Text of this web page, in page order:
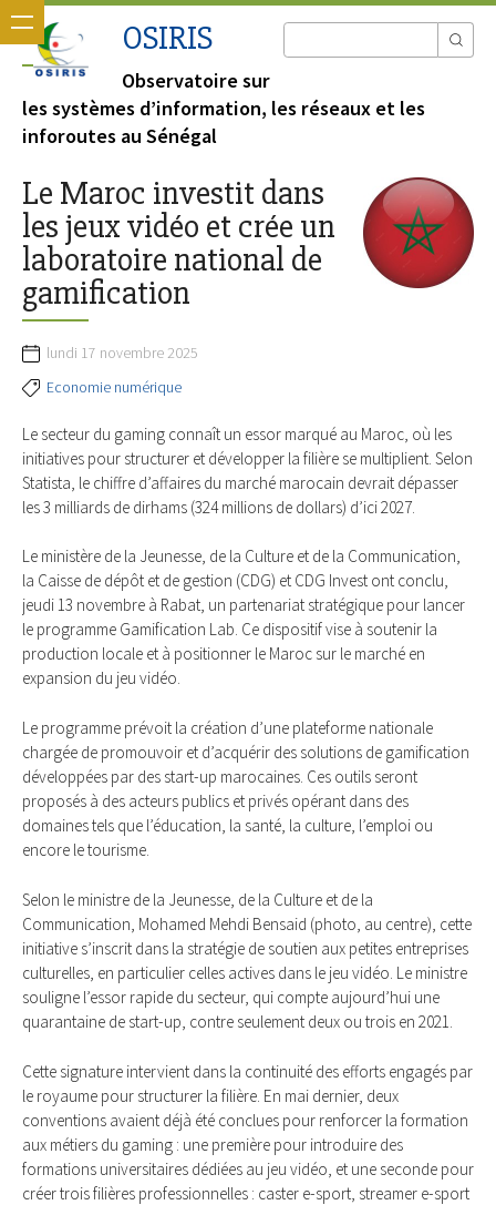
OSIRIS
Observatoire sur
les systèmes d’information, les réseaux et les
inforoutes au Sénégal
Le Maroc investit dans
les jeux vidéo et crée un
laboratoire national de
gamification
lundi 17 novembre 2025
Economie numérique
Le secteur du gaming connaît un essor marqué au Maroc, où les
initiatives pour structurer et développer la filière se multiplient. Selon
Statista, le chiffre d’affaires du marché marocain devrait dépasser
les 3 milliards de dirhams (324 millions de dollars) d’ici 2027.
Le ministère de la Jeunesse, de la Culture et de la Communication,
la Caisse de dépôt et de gestion (CDG) et CDG Invest ont conclu,
jeudi 13 novembre à Rabat, un partenariat stratégique pour lancer
le programme Gamification Lab. Ce dispositif vise à soutenir la
production locale et à positionner le Maroc sur le marché en
expansion du jeu vidéo.
Le programme prévoit la création d’une plateforme nationale
chargée de promouvoir et d’acquérir des solutions de gamification
développées par des start-up marocaines. Ces outils seront
proposés à des acteurs publics et privés opérant dans des
domaines tels que l’éducation, la santé, la culture, l’emploi ou
encore le tourisme.
Selon le ministre de la Jeunesse, de la Culture et de la
Communication, Mohamed Mehdi Bensaid (photo, au centre), cette
initiative s’inscrit dans la stratégie de soutien aux petites entreprises
culturelles, en particulier celles actives dans le jeu vidéo. Le ministre
souligne l’essor rapide du secteur, qui compte aujourd’hui une
quarantaine de start-up, contre seulement deux ou trois en 2021.
Cette signature intervient dans la continuité des efforts engagés par
le royaume pour structurer la filière. En mai dernier, deux
conventions avaient déjà été conclues pour renforcer la formation
aux métiers du gaming : une première pour introduire des
formations universitaires dédiées au jeu vidéo, et une seconde pour
créer trois filières professionnelles : caster e-sport, streamer e-sport